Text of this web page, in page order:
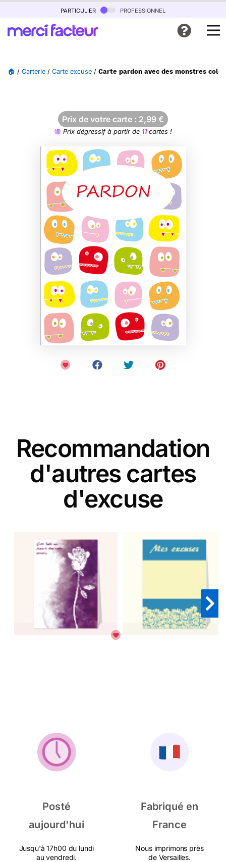
particulier professionnel
🏠 / Carterie / Carte excuse / Carte pardon avec des monstres
Prix de votre carte : 2,99 €
Prix dégressif à partir de 11cartes !
Recommandation
d'autres cartes
d'excuse
Posté
aujourd'hui
Jusqu'à 17h00 du lundi
au vendredi.
Fabriqué en
France
Nous imprimons près
de Versailles.